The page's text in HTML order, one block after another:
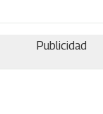
Publicidad